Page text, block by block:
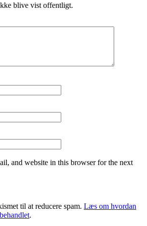
blive vist offentligt.
and website in this browser for the next
til at reducere spam. Læs om hvordan
.